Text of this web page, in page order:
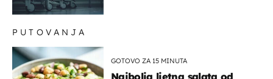
PUTOVANJA
GOTOVO ZA 15 MINUTA
Najbolja ljetna salata od